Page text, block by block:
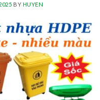
BY HUYEN